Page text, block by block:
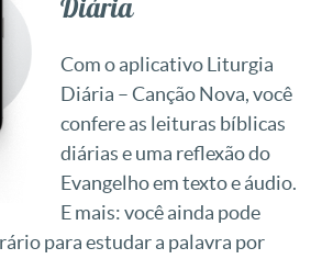
Diária
Com o aplicativo Liturgia
Diária – Canção Nova, você
confere as leituras bíblicas
diárias e uma reflexão do
Evangelho em texto e áudio.
E mais: você ainda pode
para estudar a palavra por